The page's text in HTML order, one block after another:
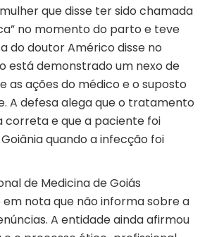
que disse ter sido chamada
no momento do parto e teve
do doutor Américo disse no
está demonstrado um nexo de
as ações do médico e o suposto
A defesa alega que o tratamento
correta e que a paciente foi
quando a infecção foi
de Medicina de Goiás
nota que não informa sobre a
A entidade ainda afirmou